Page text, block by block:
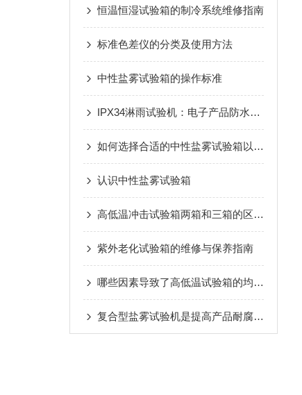
恒温恒湿试验箱的制冷系统维修指南
标准色差仪的分类及使用方法
中性盐雾试验箱的操作标准
IPX34淋雨试验机：电子产品防水性能的考验者
如何选择合适的中性盐雾试验箱以提高测试准确性
认识中性盐雾试验箱
高低温冲击试验箱两箱和三箱的区别在哪里？
紫外老化试验箱的维修与保养指南
哪些因素导致了高低温试验箱的均匀度不稳定？
复合型盐雾试验机是提高产品耐腐蚀性的关键工具